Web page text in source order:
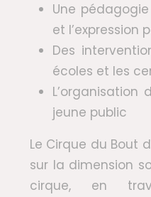
Une
et l’expression
Des
écoles et les
L’organisation
jeune public
Le Cirque du Bout
sur la dimension
cirque, en